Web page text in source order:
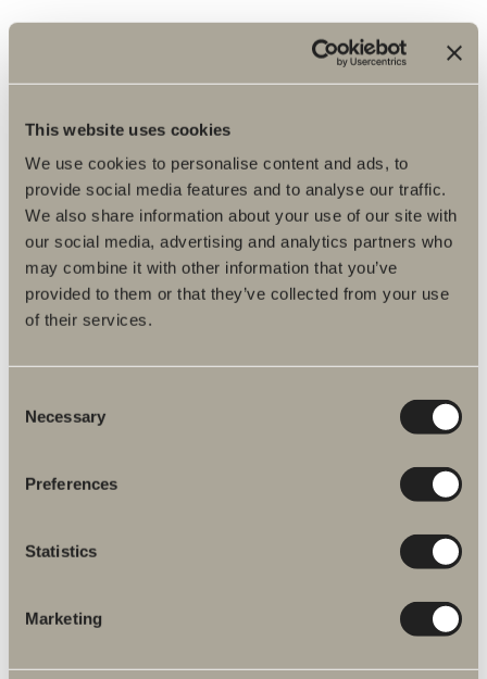
This website uses cookies
We use cookies to personalise content and ads, to
provide social media features and to analyse our traffic.
We also share information about your use of our site with
our social media, advertising and analytics partners who
may combine it with other information that you’ve
provided to them or that they’ve collected from your use
of their services.
Selection
Necessary
Preferences
Statistics
Marketing
Finna glädjen
Som interiördesigner betonar Halvor vikten av att
göra det till en integrerad del av hemmet. Han
delar att han är en person som värdesätter
detaljer och strävar efter att skapa en känsla av att
det ska vara gott att komma hem. Det är denna
känsla han vill förmedla genom sina skapelser.
Det är viktigt att känna glädje för sitt hem.
”Jag har lagt ner mycket tid och
atmosfären, och ofta är det